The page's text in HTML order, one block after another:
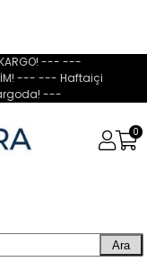
--- ---
--- --- Haftaiçi
---
0
Ara